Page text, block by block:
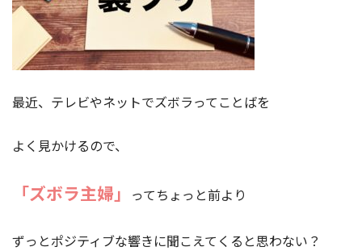
最近、テレビやネットでズボラってことばを
よく見かけるので、
「ズボラ主婦」 ってちょっと前より
ずっとポジティブな響きに聞こえてくると思わない？